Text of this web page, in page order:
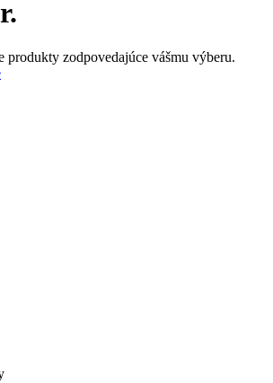
produkty zodpovedajúce vášmu výberu.